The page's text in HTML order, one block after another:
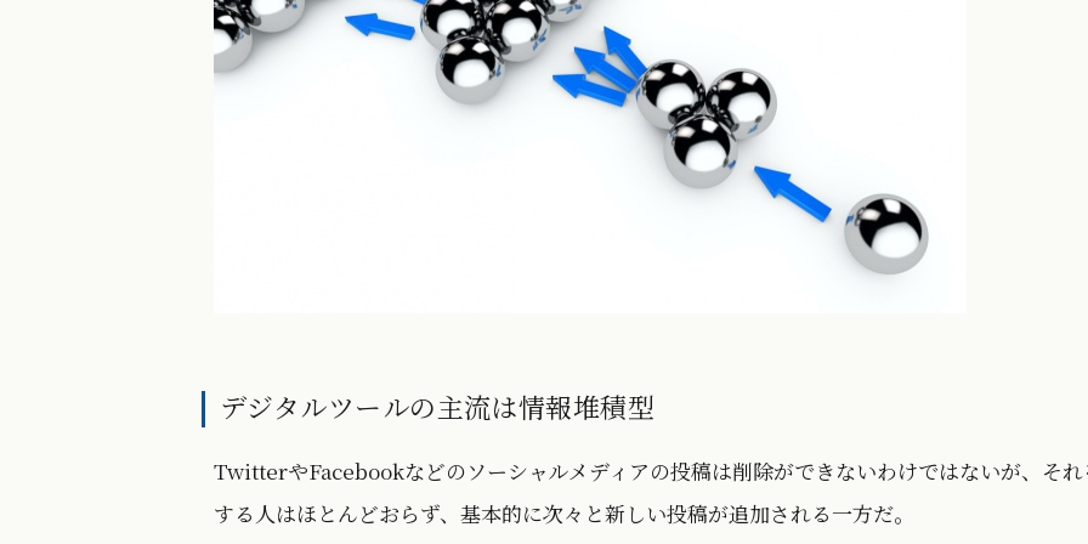
デジタルツールの主流は情報堆積型
TwitterやFacebookなどのソーシャルメディアの投稿は削除ができないわけではないが、そ
する人はほとんどおらず、基本的に次々と新しい投稿が追加される一方だ。